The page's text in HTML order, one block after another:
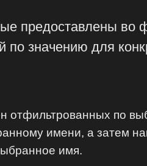
предоставлены во
значению для
отфильтрованных по
имени, а затем
имя.